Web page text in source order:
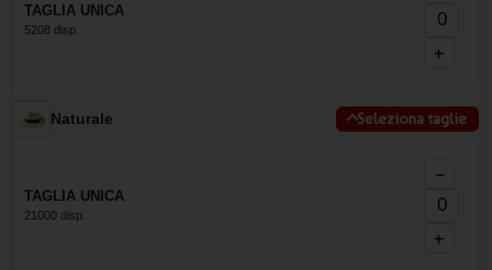
TAGLIA UNICA
5208 disp.
+
Naturale Seleziona taglie
TAGLIA UNICA
21000 disp.
−
+